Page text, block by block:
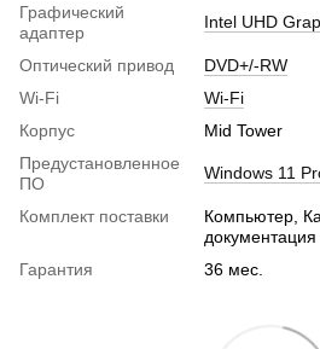
Графический
адаптер
Intel UHD
Оптический привод
DVD+/-RW
Wi-Fi
Wi-Fi
Корпус
Mid Tower
Предустановленное
ПО
Windows 11
Комплект поставки
Компьютер,
Гарантия
36 мес.